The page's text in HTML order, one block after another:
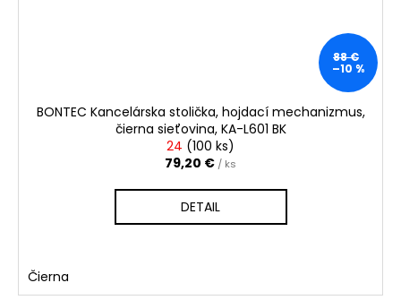
88 €
–10 %
BONTEC Kancelárska stolička, hojdací mechanizmus,
čierna sieťovina, KA-L601 BK
24 (100 ks)
79,20 € / ks
DETAIL
Čierna